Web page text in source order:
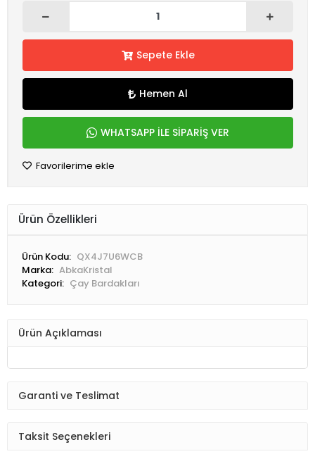
Sepete Ekle
Hemen Al
WHATSAPP İLE SİPARİŞ VER
Favorilerime ekle
Ürün Özellikleri
Ürün Kodu: QX4J7U6WCB
Marka: AbkaKristal
Kategori: Çay Bardakları
Ürün Açıklaması
Garanti ve Teslimat
Taksit Seçenekleri